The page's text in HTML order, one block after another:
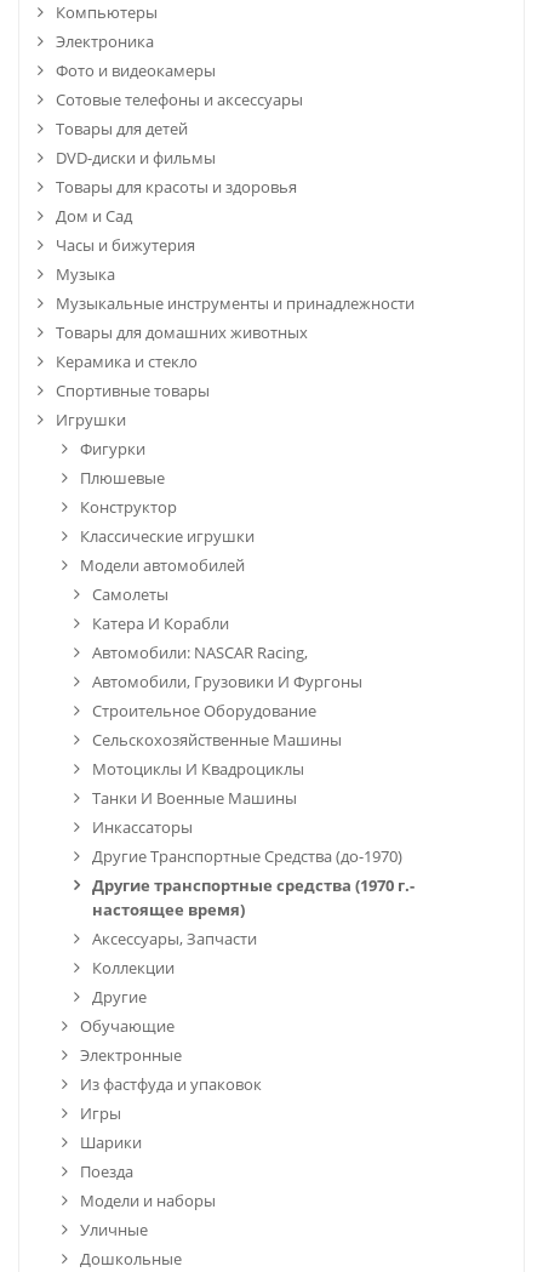
Компьютеры
Электроника
Фото и видеокамеры
Сотовые телефоны и аксессуары
Товары для детей
DVD-диски и фильмы
Товары для красоты и здоровья
Дом и Сад
Часы и бижутерия
Музыка
Музыкальные инструменты и принадлежности
Товары для домашних животных
Керамика и стекло
Спортивные товары
Игрушки
Фигурки
Плюшевые
Конструктор
Классические игрушки
Модели автомобилей
Самолеты
Катера И Корабли
Автомобили: NASCAR Racing,
Автомобили, Грузовики И Фургоны
Строительное Оборудование
Сельскохозяйственные Машины
Мотоциклы И Квадроциклы
Танки И Военные Машины
Инкассаторы
Другие Транспортные Средства (до-1970)
Другие транспортные средства (1970 г.-
настоящее время)
Аксессуары, Запчасти
Коллекции
Другие
Обучающие
Электронные
Из фастфуда и упаковок
Игры
Шарики
Поезда
Модели и наборы
Уличные
Дошкольные